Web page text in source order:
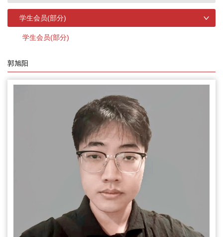
学生会员(部分)
学生会员(部分)
郭旭阳